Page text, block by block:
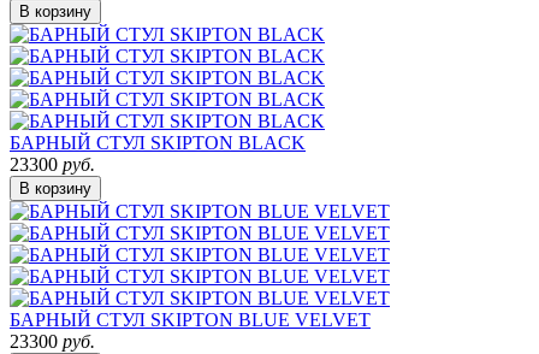
В корзину
БАРНЫЙ СТУЛ SKIPTON BLACK
23300 руб.
В корзину
БАРНЫЙ СТУЛ SKIPTON BLUE VELVET
23300 руб.